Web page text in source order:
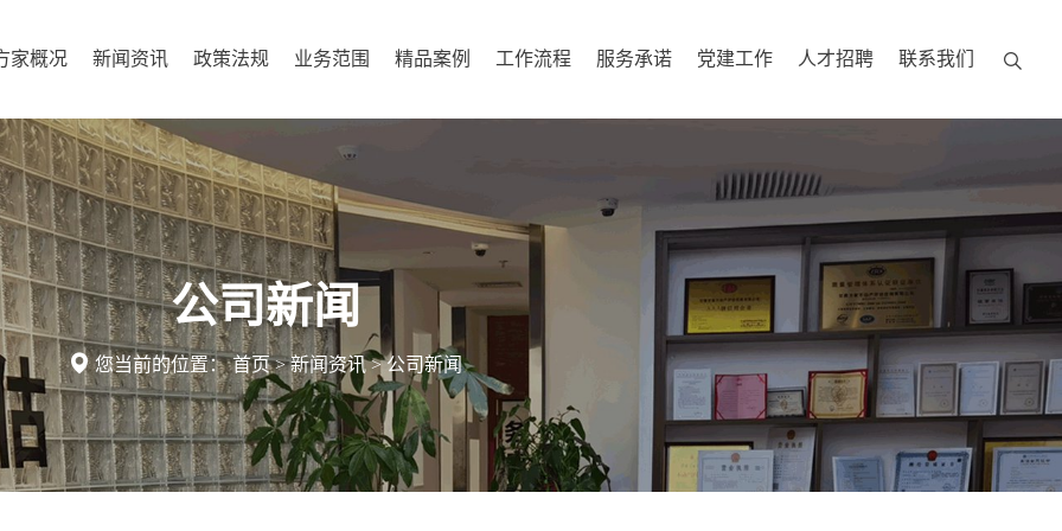
家概况 新闻资讯 政策法规 业务范围 精品案例 工作流程 服务承诺 党建工作 人才招聘 联系我们
公司新闻
您当前的位置：首页>新闻资讯>公司新闻